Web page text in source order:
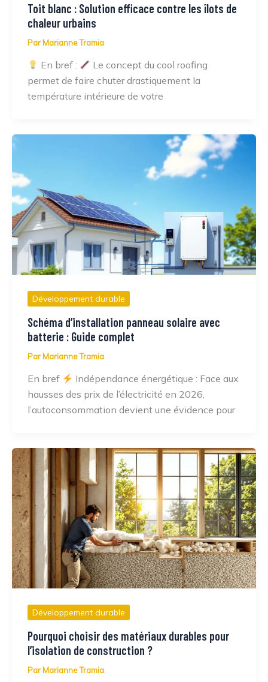
Toit blanc : Solution efficace contre les îlots de
chaleur urbains
Par Marianne Tramia
En bref :
Le concept du cool roofing
permet de faire chuter drastiquement la
température intérieure de votre
Développement durable
Schéma d’installation panneau solaire avec
batterie : Guide complet
Par Marianne Tramia
En bref
Indépendance énergétique : Face aux
hausses des prix de l’électricité en 2026,
l’autoconsommation devient une évidence pour
Développement durable
Pourquoi choisir des matériaux durables pour
l’isolation de construction ?
Par Marianne Tramia